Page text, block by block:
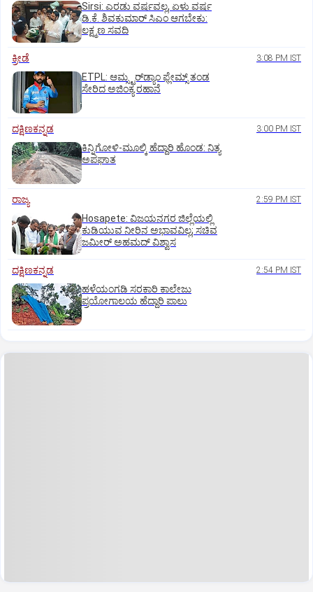
Sirsi: ಎರಡು ವರ್ಷವಲ್ಲ, ಏಳು ವರ್ಷ
ಡಿ.ಕೆ. ಶಿವಕುಮಾರ್ ಸಿಎಂ ಆಗಬೇಕು:
ಲಕ್ಷ್ಮಣ ಸವದಿ
ಕ್ರೀಡೆ 3:08 PM IST
ETPL: ಆಮ್ಸ್ಟರ್‌ಡ್ಯಾಂ ಫ್ಲೇಮ್ಸ್‌ ತಂಡ
ಸೇರಿದ ಅಜಿಂಕ್ಯ ರಹಾನೆ
ದಕ್ಷಿಣಕನ್ನಡ 3:00 PM IST
ಕಿನ್ನಿಗೋಳಿ-ಮೂಲ್ಕಿ ಹೆದ್ದಾರಿ ಹೊಂಡ: ನಿತ್ಯ
ಅಪಘಾತ
ರಾಜ್ಯ 2:59 PM IST
Hosapete: ವಿಜಯನಗರ ಜಿಲ್ಲೆಯಲ್ಲಿ
ಕುಡಿಯುವ ನೀರಿನ ಅಭಾವವಿಲ್ಲ; ಸಚಿವ
ಜಮೀರ್ ಅಹಮದ್ ವಿಶ್ವಾಸ
ದಕ್ಷಿಣಕನ್ನಡ 2:54 PM IST
ಹಳೆಯಂಗಡಿ ಸರಕಾರಿ ಕಾಲೇಜು
ಪ್ರಯೋಗಾಲಯ ಹೆದ್ದಾರಿ ಪಾಲು